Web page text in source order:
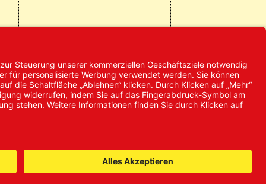
© 2024 Promed
Vertriebsgesellschaft mbH | Alle
Rechte vorbehalten
* Alle Preise zzgl. gesetzlicher